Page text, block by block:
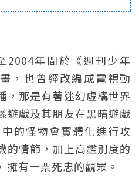
2004年間於《週刊少年
，也曾經改編成電視動
，那是有著迷幻虛構世界
遊戲及其朋友在黑暗遊戲
的怪物會實體化進行攻
的情節，加上高鑑別度的
有一票死忠的觀眾。